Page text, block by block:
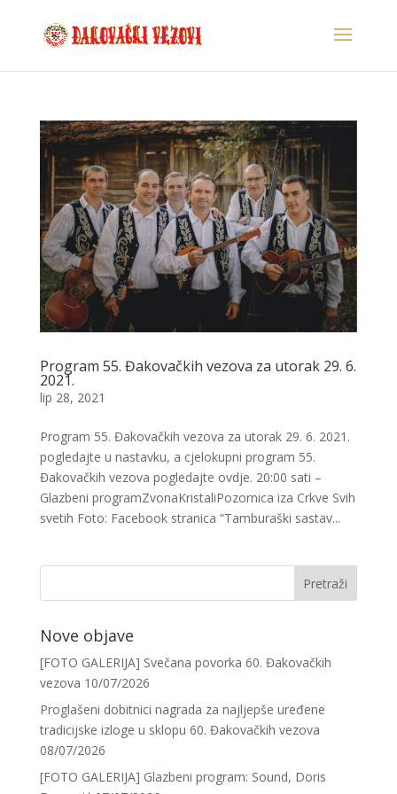
Program 55. Đakovačkih vezova za utorak 29. 6.
2021.
lip 28, 2021
Program 55. Đakovačkih vezova za utorak 29. 6. 2021.
pogledajte u nastavku, a cjelokupni program 55.
Đakovačkih vezova pogledajte ovdje. 20:00 sati –
Glazbeni programZvonaKristaliPozornica iza Crkve Svih
svetih Foto: Facebook stranica “Tamburaški sastav...
Nove objave
[FOTO GALERIJA] Svečana povorka 60. Đakovačkih
vezova 10/07/2026
Proglašeni dobitnici nagrada za najljepše uređene
tradicijske izloge u sklopu 60. Đakovačkih vezova
08/07/2026
[FOTO GALERIJA] Glazbeni program: Sound, Doris